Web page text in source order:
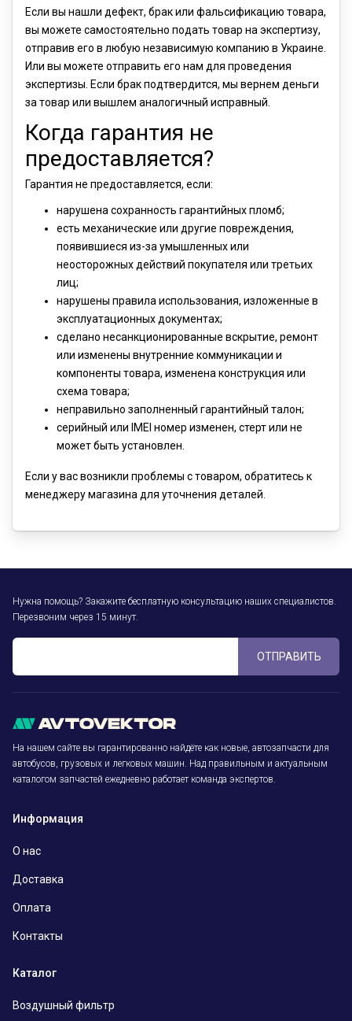
Если вы нашли дефект, брак или фальсификацию товара,
вы можете самостоятельно подать товар на экспертизу,
отправив его в любую независимую компанию в Украине.
Или вы можете отправить его нам для проведения
экспертизы. Если брак подтвердится, мы вернем деньги
за товар или вышлем аналогичный исправный.
Когда гарантия не
предоставляется?
Гарантия не предоставляется, если:
нарушена сохранность гарантийных пломб;
есть механические или другие повреждения,
появившиеся из-за умышленных или
неосторожных действий покупателя или третьих
лиц;
нарушены правила использования, изложенные в
эксплуатационных документах;
сделано несанкционированные вскрытие, ремонт
или изменены внутренние коммуникации и
компоненты товара, изменена конструкция или
схема товара;
неправильно заполненный гарантийный талон;
серийный или IMEI номер изменен, стерт или не
может быть установлен.
Если у вас возникли проблемы с товаром, обратитесь к
менеджеру магазина для уточнения деталей.
Нужна помощь? Закажите бесплатную консультацию наших специалистов.
Перезвоним через 15 минут.
ОТПРАВИТЬ
На нашем сайте вы гарантированно найдёте как новые, автозапчасти для
автобусов, грузовых и легковых машин. Над правильным и актуальным
каталогом запчастей ежедневно работает команда экспертов.
Информация
О нас
Доставка
Оплата
Контакты
Каталог
Воздушный фильтр